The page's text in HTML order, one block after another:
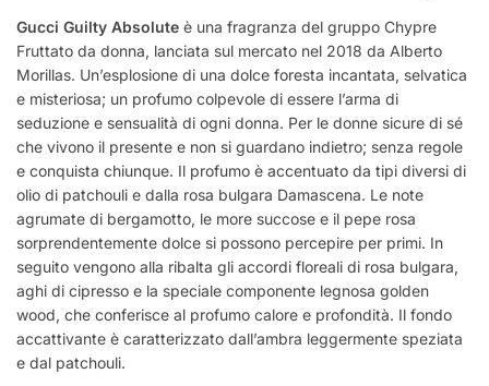
Gucci Guilty Absolute è una fragranza del gruppo Chypre
Fruttato da donna, lanciata sul mercato nel 2018 da Alberto
Morillas. Un’esplosione di una dolce foresta incantata, selvatica
e misteriosa; un profumo colpevole di essere l’arma di
seduzione e sensualità di ogni donna. Per le donne sicure di sé
che vivono il presente e non si guardano indietro; senza regole
e conquista chiunque. Il profumo è accentuato da tipi diversi di
olio di patchouli e dalla rosa bulgara Damascena. Le note
agrumate di bergamotto, le more succose e il pepe rosa
sorprendentemente dolce si possono percepire per primi. In
seguito vengono alla ribalta gli accordi floreali di rosa bulgara,
aghi di cipresso e la speciale componente legnosa golden
wood, che conferisce al profumo calore e profondità. Il fondo
accattivante è caratterizzato dall’ambra leggermente speziata
e dal patchouli.